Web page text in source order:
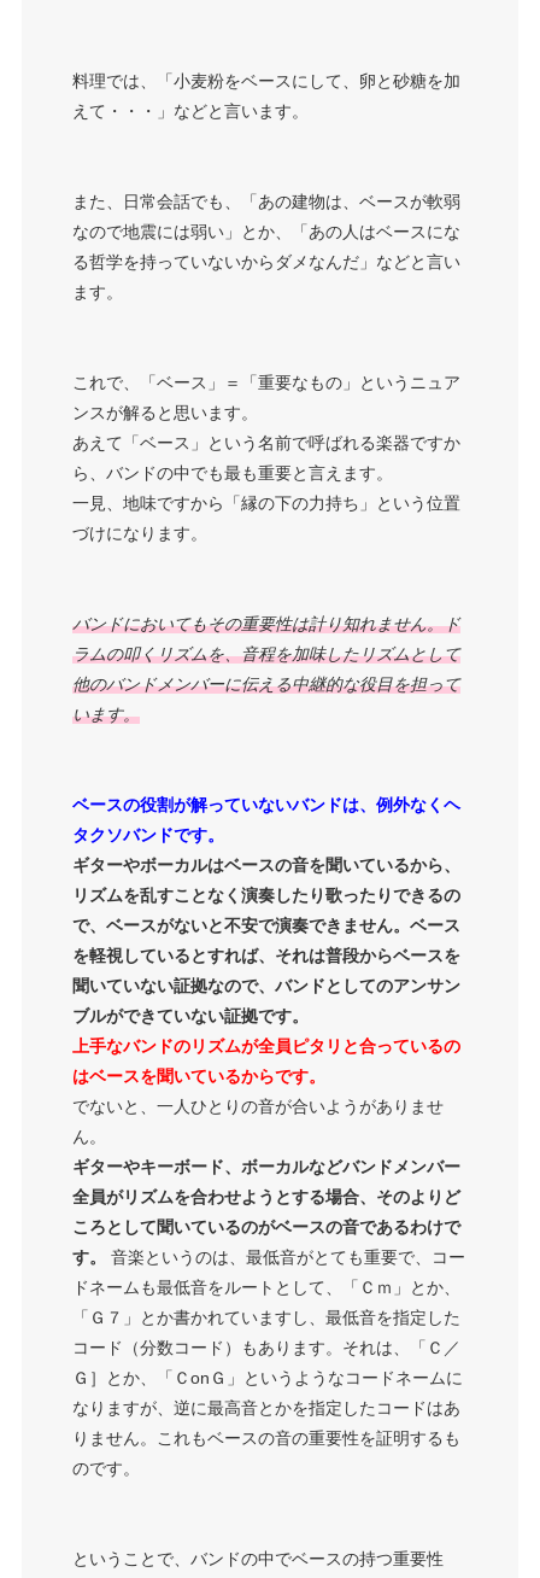
料理では、「小麦粉をベースにして、卵と砂糖を加
えて・・・」などと言います。
また、日常会話でも、「あの建物は、ベースが軟弱
なので地震には弱い」とか、「あの人はベースにな
る哲学を持っていないからダメなんだ」などと言い
ます。
これで、「ベース」＝「重要なもの」というニュア
ンスが解ると思います。
あえて「ベース」という名前で呼ばれる楽器ですか
ら、バンドの中でも最も重要と言えます。
一見、地味ですから「縁の下の力持ち」という位置
づけになります。
バンドにおいてもその重要性は計り知れません。ド
ラムの叩くリズムを、音程を加味したリズムとして
他のバンドメンバーに伝える中継的な役目を担って
います。
ベースの役割が解っていないバンドは、例外なくヘ
タクソバンドです。
ギターやボーカルはベースの音を聞いているから、
リズムを乱すことなく演奏したり歌ったりできるの
で、ベースがないと不安で演奏できません。ベース
を軽視しているとすれば、それは普段からベースを
聞いていない証拠なので、バンドとしてのアンサン
ブルができていない証拠です。
上手なバンドのリズムが全員ピタリと合っているの
はベースを聞いているからです。
でないと、一人ひとりの音が合いようがありませ
ん。
ギターやキーボード、ボーカルなどバンドメンバー
全員がリズムを合わせようとする場合、そのよりど
ころとして聞いているのがベースの音であるわけで
す。
音楽というのは、最低音がとても重要で、コー
ドネームも最低音をルートとして、「Ｃｍ」とか、
「Ｇ７」とか書かれていますし、最低音を指定した
コード（分数コード）もあります。それは、「Ｃ／
Ｇ］とか、「ＣonＧ」というようなコードネームに
なりますが、逆に最高音とかを指定したコードはあ
りません。これもベースの音の重要性を証明するも
のです。
ということで、バンドの中でベースの持つ重要性